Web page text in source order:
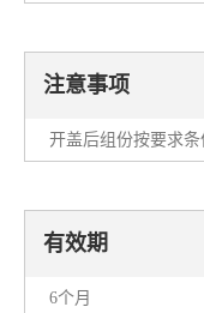
注意事项
开盖后组份按要求条
有效期
6个月